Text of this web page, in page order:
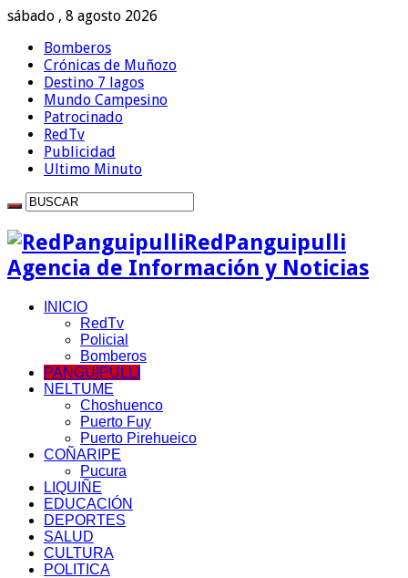
sábado , 8 agosto 2026
Bomberos
Crónicas de Muñozo
Destino 7 lagos
Mundo Campesino
Patrocinado
RedTv
Publicidad
Ultimo Minuto
RedPanguipulli
Agencia de Información y Noticias
INICIO
RedTv
Policial
Bomberos
PANGUIPULLI
NELTUME
Choshuenco
Puerto Fuy
Puerto Pirehueico
COÑARIPE
Pucura
LIQUIÑE
EDUCACIÓN
DEPORTES
SALUD
CULTURA
POLITICA